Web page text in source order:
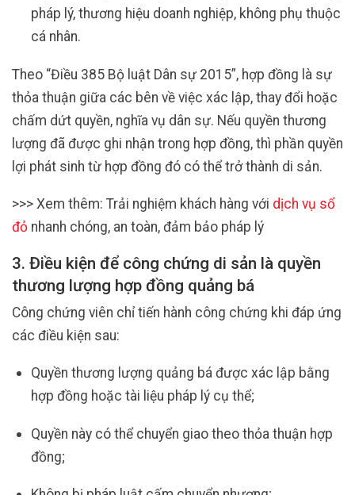
pháp lý, thương hiệu doanh nghiệp, không phụ thuộc
cá nhân.
Theo “Điều 385 Bộ luật Dân sự 2015”, hợp đồng là sự
thỏa thuận giữa các bên về việc xác lập, thay đổi hoặc
chấm dứt quyền, nghĩa vụ dân sự. Nếu quyền thương
lượng đã được ghi nhận trong hợp đồng, thì phần quyền
lợi phát sinh từ hợp đồng đó có thể trở thành di sản.
>>> Xem thêm: Trải nghiệm khách hàng với dịch vụ sổ
đỏ nhanh chóng, an toàn, đảm bảo pháp lý
3. Điều kiện để công chứng di sản là quyền
thương lượng hợp đồng quảng bá
Công chứng viên chỉ tiến hành công chứng khi đáp ứng
các điều kiện sau:
Quyền thương lượng quảng bá được xác lập bằng
hợp đồng hoặc tài liệu pháp lý cụ thể;
Quyền này có thể chuyển giao theo thỏa thuận hợp
đồng;